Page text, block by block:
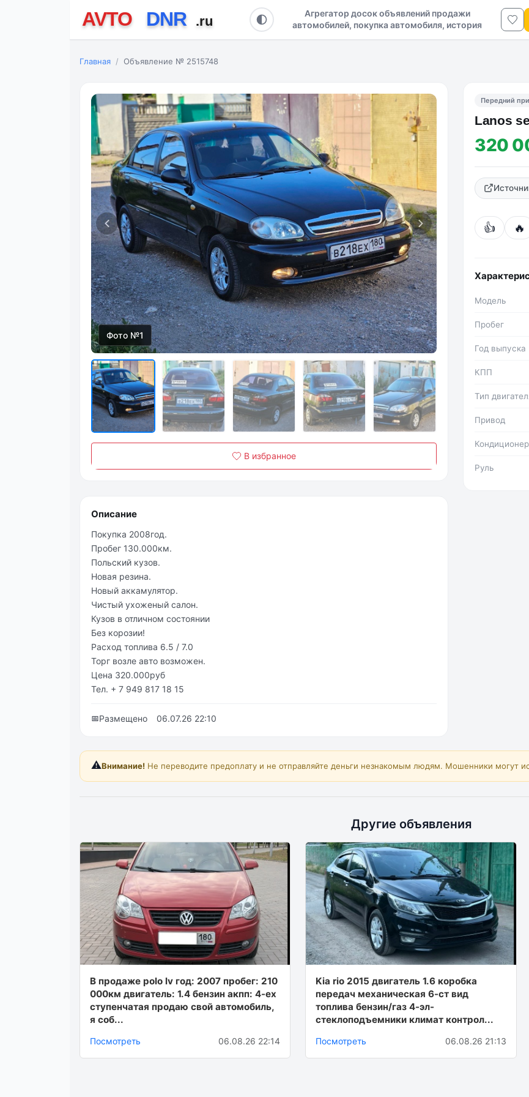
Агрегатор досок объявлений продажи
автомобилей, покупка автомобиля, история
авто в ДНР и ЛНР
Главная Объявление № 2515748
Фото №1
В избранное
Передний
Lanos
320
👍 🔥
Модель
Пробег
Год выпуска
КПП
Тип
Привод
Кондиционер
Руль
Описание
Покупка 2008год.
Пробег 130.000км.
Польский кузов.
Новая резина.
Новый аккамулятор.
Чистый ухоженый салон.
Кузов в отличном состоянии
Без корозии!
Расход топлива 6.5 / 7.0
Торг возле авто возможен.
Цена 320.000руб
Тел. + 7 949 817 18 15
📅Размещено 06.07.26 22:10
⚠️Внимание! Не переводите предоплату и не отправляйте деньги незнакомым людям. Мошенники могут
Другие объявления
В продаже polo lv год: 2007 пробег: 210
000км двигатель: 1.4 бензин акпп: 4-ех
ступенчатая продаю свой автомобиль,
я соб...
Посмотреть 06.08.26 22:14
Kia rio 2015 двигатель 1.6 коробка
передач механическая 6-ст вид
топлива бензин/газ 4-эл-
стеклоподъемники климат контрол...
Посмотреть 06.08.26 21:13